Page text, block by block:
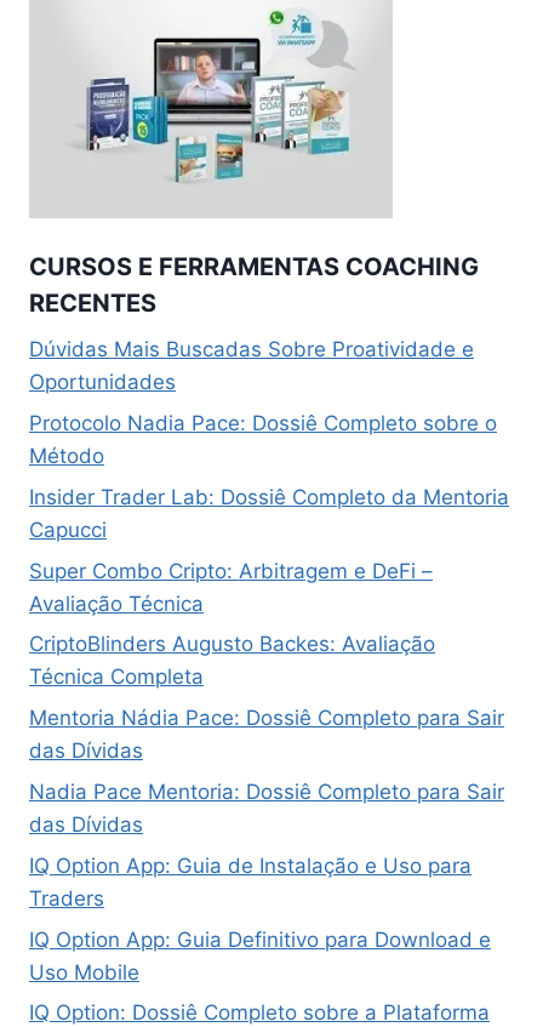
CURSOS E FERRAMENTAS COACHING
RECENTES
Dúvidas Mais Buscadas Sobre Proatividade e
Oportunidades
Protocolo Nadia Pace: Dossiê Completo sobre o
Método
Insider Trader Lab: Dossiê Completo da Mentoria
Capucci
Super Combo Cripto: Arbitragem e DeFi –
Avaliação Técnica
CriptoBlinders Augusto Backes: Avaliação
Técnica Completa
Mentoria Nádia Pace: Dossiê Completo para Sair
das Dívidas
Nadia Pace Mentoria: Dossiê Completo para Sair
das Dívidas
IQ Option App: Guia de Instalação e Uso para
Traders
IQ Option App: Guia Definitivo para Download e
Uso Mobile
IQ Option: Dossiê Completo sobre a Plataforma